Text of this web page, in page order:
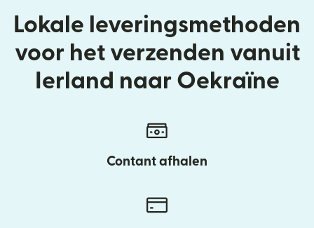
Lokale leveringsmethoden
voor het verzenden vanuit
Ierland naar Oekraïne
Contant afhalen